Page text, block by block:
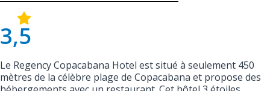
3,5
Le Regency Copacabana Hotel est situé à seulement 450
mètres de la célèbre plage de Copacabana et propose des